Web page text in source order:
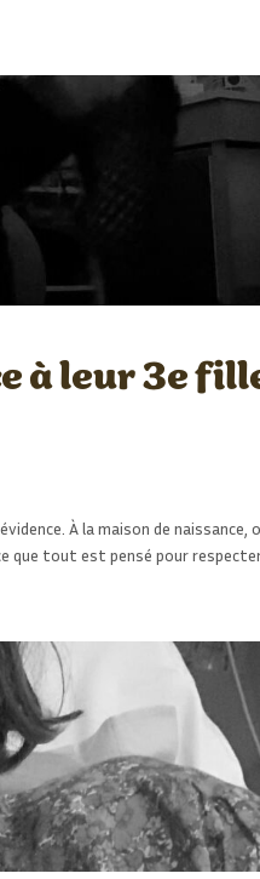
à leur 3e
À la maison de naissance,
que tout est pensé pour